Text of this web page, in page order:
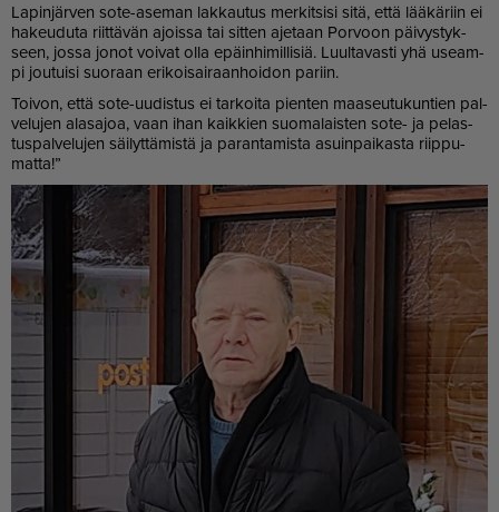
La­pin­jär­ven sote-ase­man lak­kau­tus mer­kit­si­si sitä, et­tä lää­kä­riin ei
ha­keu­du­ta riit­tä­vän ajois­sa tai sit­ten aje­taan Por­voon päi­vys­tyk­
seen, jos­sa jo­not voi­vat ol­la epäin­hi­mil­li­siä. Luul­ta­vas­ti yhä use­am­
pi jou­tui­si suo­raan eri­koi­sai­raan­hoi­don pa­riin.
Toi­von, et­tä sote-uu­dis­tus ei tar­koi­ta pien­ten maa­seu­tu­kun­tien pal­
ve­lu­jen ala­sa­joa, vaan ihan kaik­kien suo­ma­lais­ten sote- ja pe­las­
tus­pal­ve­lu­jen säi­lyt­tä­mis­tä ja pa­ran­ta­mis­ta asuin­pai­kas­ta riip­pu­
mat­ta!”